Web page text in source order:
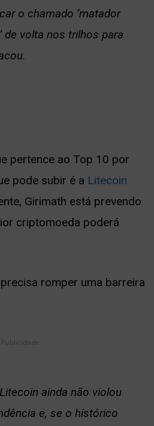
o chamado ‘matador
de volta nos trilhos para
pertence ao Top 10 por
pode subir é a Litecoin
Girimath está prevendo
criptomoeda poderá
romper uma barreira
Publicidade
ainda não violou
e, se o histórico